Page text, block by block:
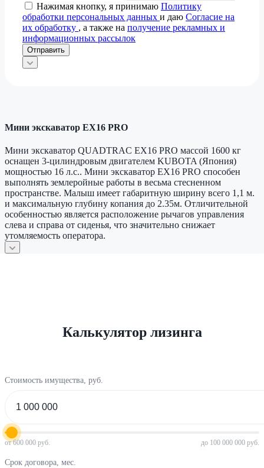
Нажимая кнопку, я принимаю Политику
обработки персональных данных и даю Согласие на
их обработку , а также на получение рекламных и
информационных рассылок
Отправить
Мини экскаватор EX16 PRO
Мини экскаватор QUADTRAC EX16 PRO массой 1600 кг
оснащен 3-цилиндровым двигателем KUBOTA (Япония)
мощностью 16 л.с.. Мини экскаватор EX16 PRO способен
выполнять землеройные работы в весьма стесненном
пространстве. Малыш имеет габаритную ширину всего 1,1 м.
и максимальную глубину копания до 2.35м. Отличительной
особенностью является расположение рычагов управления
слева и справа от сиденья, что значительно снижает
утомляемость оператора.
Калькулятор лизинга
Стоимость имущества, руб.
от 600 000 руб. до 100 000 000 руб.
Срок договора, мес.